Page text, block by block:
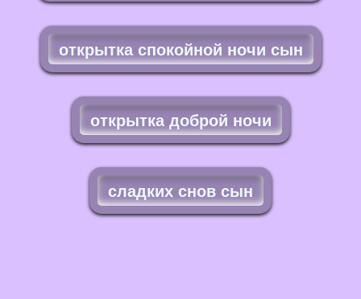
открытка спокойной ночи сын
открытка доброй ночи
сладких снов сын